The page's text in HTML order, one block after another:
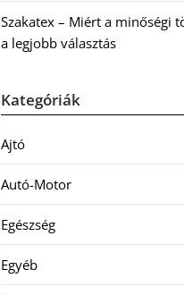
Szakatex – Miért a minőségi
a legjobb választás
Kategóriák
Ajtó
Autó-Motor
Egészség
Egyéb